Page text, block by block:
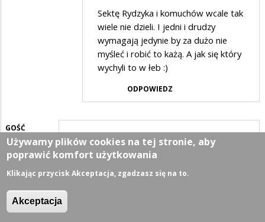
to
komuchy
Sektę Rydzyka i komuchów wcale tak
wiele nie dzieli. I jedni i drudzy
wymagają jedynie by za dużo nie
myśleć i robić to każą. A jak się który
wychyli to w łeb :)
ODPOWIEDZ
GOŚĆ
04/07/2020 Będzie kasa w sam raz na…
zadłużonych pisowskich samorządów
Używamy plików cookies na tej stronie, aby
poprawić komfort użytkowania
Klikając przycisk Akceptacja, zgadzasz się na to.
Akceptacja